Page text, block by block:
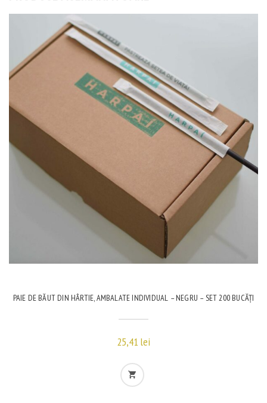
PAIE DE BĂUT DIN HÂRTIE, AMBALATE INDIVIDUAL – NEGRU – SET 200 BUCĂȚI
25,41 lei